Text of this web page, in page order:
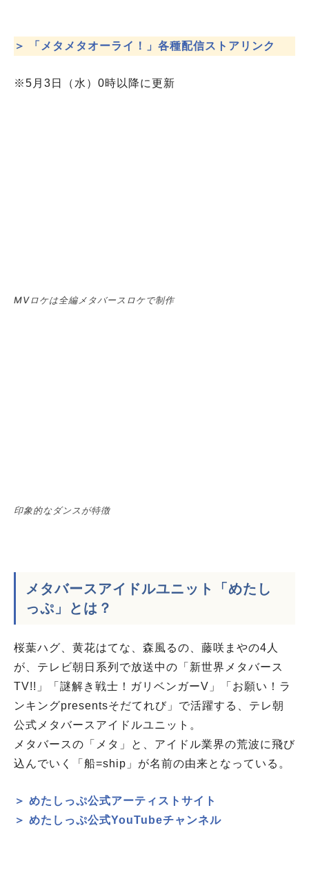
＞ 「メタメタオーライ！」各種配信ストアリンク
※5月3日（水）0時以降に更新
MVロケは全編メタバースロケで制作
印象的なダンスが特徴
メタバースアイドルユニット「めたし
っぷ」とは？
桜葉ハグ、黄花はてな、森風るの、藤咲まやの4人
が、テレビ朝日系列で放送中の「新世界メタバース
TV!!」「謎解き戦士！ガリベンガーV」「お願い！ラ
ンキングpresentsそだてれび」で活躍する、テレ朝
公式メタバースアイドルユニット。
メタバースの「メタ」と、アイドル業界の荒波に飛び
込んでいく「船=ship」が名前の由来となっている。
＞ めたしっぷ公式アーティストサイト
＞ めたしっぷ公式YouTubeチャンネル